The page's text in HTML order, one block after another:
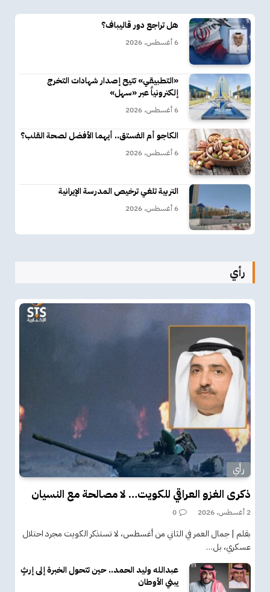
هل تراجع دور قاليباف؟
6 أغسطس، 2026
«التطبيقي» تتيح إصدار شهادات التخرج
إلكترونياً عبر «سهل»
6 أغسطس، 2026
الكاجو أم الفستق.. أيهما الأفضل لصحة القلب؟
6 أغسطس، 2026
التربية تلغي ترخيص المدرسة الإيرانية
6 أغسطس، 2026
رأي
رأي
ذكرى الغزو العراقي للكويت… لا مصالحة مع النسيان
2 أغسطس، 2026 0
بقلم | جمال العمر في الثاني من أغسطس، لا تستذكر الكويت مجرد احتلال
عسكري، بل…
عبدالله وليد الحمد.. حين تتحول الخبرة إلى إرثٍ
يبني الأوطان